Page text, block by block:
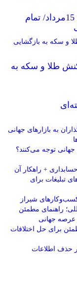
قیمت طلا و سکه امروز پنجشنبه 15مرداد/ تمام
طلا و سکه به
به بازارهای جهانی
جهانی توجه می‌کنند؟
تبلیغات برای
شیراز
راهنمای مطمئن
عرصه جهانی
برای حل اختلافات
حذف اطلاعات